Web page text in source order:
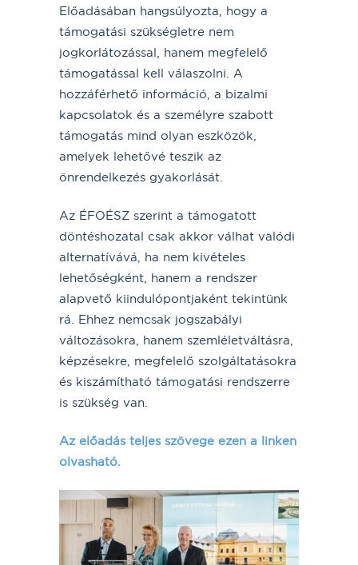
Előadásában hangsúlyozta, hogy a
támogatási szükségletre nem
jogkorlátozással, hanem megfelelő
támogatással kell válaszolni. A
hozzáférhető információ, a bizalmi
kapcsolatok és a személyre szabott
támogatás mind olyan eszközök,
amelyek lehetővé teszik az
önrendelkezés gyakorlását.
Az ÉFOÉSZ szerint a támogatott
döntéshozatal csak akkor válhat valódi
alternatívává, ha nem kivételes
lehetőségként, hanem a rendszer
alapvető kiindulópontjaként tekintünk
rá. Ehhez nemcsak jogszabályi
változásokra, hanem szemléletváltásra,
képzésekre, megfelelő szolgáltatásokra
és kiszámítható támogatási rendszerre
is szükség van.
Az előadás teljes szövege ezen a linken
olvasható.